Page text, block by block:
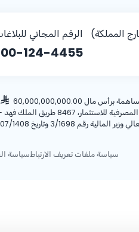
المملكة) الرقم المجاني
124-4455
60,000,000,000.00
، وخاضعة لرقابة وإشراف البنك المركزي السعودي.
سياسة ملفات تعريف الارتباطسياسة